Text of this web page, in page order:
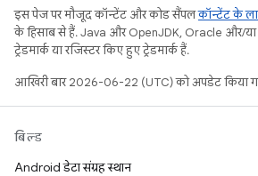
इस पेज पर मौजूद कॉन्टेंट और कोड सैंपलकॉन्टेंट के
के हिसाब से हैं. Java और OpenJDK, Oracle और/
ट्रेडमार्क या रजिस्टर किए हुए ट्रेडमार्क हैं.
आखिरी बार 2026-06-22 (UTC) को अपडेट किया
बिल्ड
Android डेटा संग्रह स्थान